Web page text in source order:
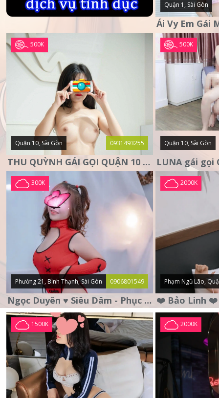
Quận 1, Sài Gòn
500K
Quận 10, Sài Gòn 0931493255
THU QUỲNH GÁI GỌI QUẬN 10 – MẶT XINH DA TRẮNG – SANG
500K
Quận 10, Sài Gòn
300K
Phường 21, Bình Thạnh, Sài Gòn 0906801549
Ngọc Duyên ♥️ Siêu Dâm - Phục Vụ Tận Tình - Chu Đáo
2000K
Phạm Ngũ Lão,
1500K 2000K